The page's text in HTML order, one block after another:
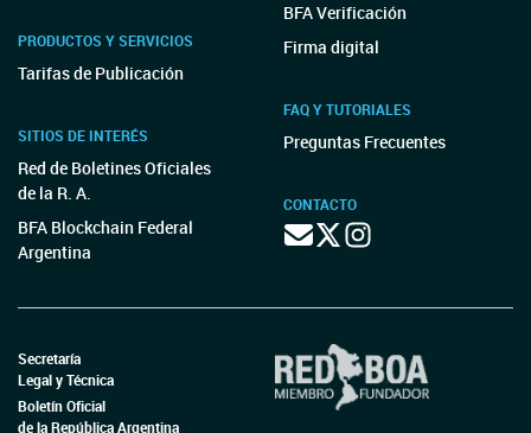
PRODUCTOS Y SERVICIOS
Tarifas de Publicación
SITIOS DE INTERÉS
Red de Boletines Oficiales
de la R. A.
BFA Blockchain Federal
Argentina
BFA Verificación
Firma digital
FAQ Y TUTORIALES
Preguntas Frecuentes
CONTACTO
Secretaría
Legal y Técnica
Boletín Oficial
de la República Argentina